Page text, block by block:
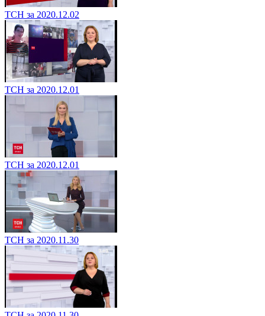
ТСН за 2020.12.02
ТСН за 2020.12.01
ТСН за 2020.12.01
ТСН за 2020.11.30